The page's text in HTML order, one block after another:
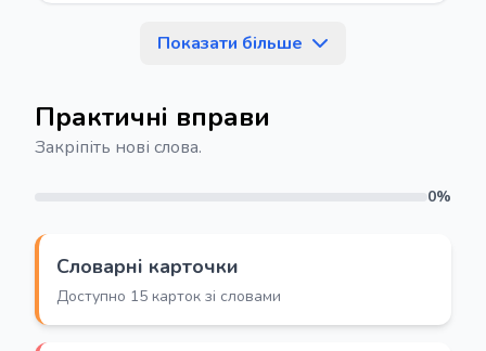
Показати більше
Практичні вправи
Закріпіть нові слова.
0%
Словарні карточки
Доступно 15 карток зі словами